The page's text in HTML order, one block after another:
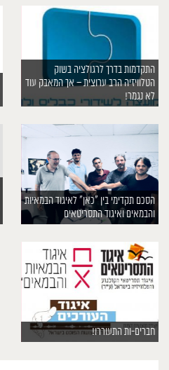
התקדמות בדרך לרגולציה בשוק
הטלוויזיה הרב ערוצית – אך המאבק עוד
לא נגמר!
הסכם תקדימי בין “כאן” לאיגוד הבמאיות
והבמאים ואיגוד התסריטאים
חברים-ות התעוררו!